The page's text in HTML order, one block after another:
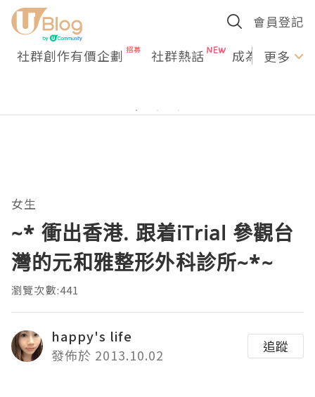
會員登記
社群創作有價企劃 社群熱話 成為U更多
女生
~* 衝出香港. 跟着iTrial 參觀台
灣的元和雅整形外科診所~*~
瀏覽次數:441
happy's life
發佈於 2013.10.02
追蹤